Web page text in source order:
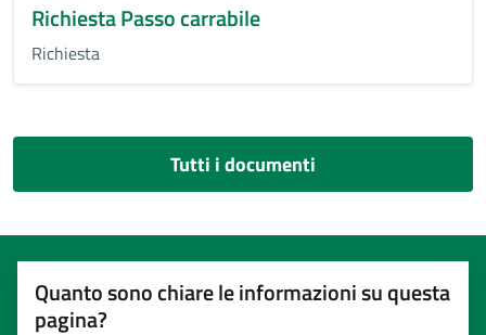
Richiesta Passo carrabile
Richiesta
Tutti i documenti
Quanto sono chiare le informazioni su questa
pagina?